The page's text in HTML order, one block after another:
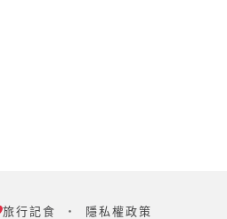
旅行記食 ‧ 隱私權政策